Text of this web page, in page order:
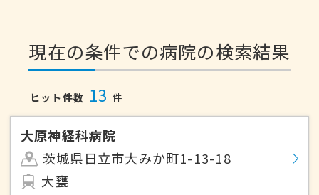
現在の条件での病院の検索結果
ヒット件数 13 件
大原神経科病院
茨城県日立市大みか町1-13-18
大甕